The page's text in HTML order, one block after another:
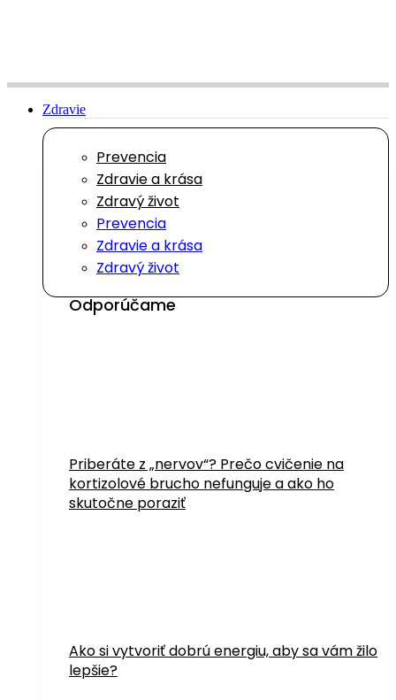
Zdravie
Prevencia
Zdravie a krása
Zdravý život
Prevencia
Zdravie a krása
Zdravý život
Odporúčame
Priberáte z „nervov“? Prečo cvičenie na
kortizolové brucho nefunguje a ako ho
skutočne poraziť
Ako si vytvoriť dobrú energiu, aby sa vám žilo
lepšie?